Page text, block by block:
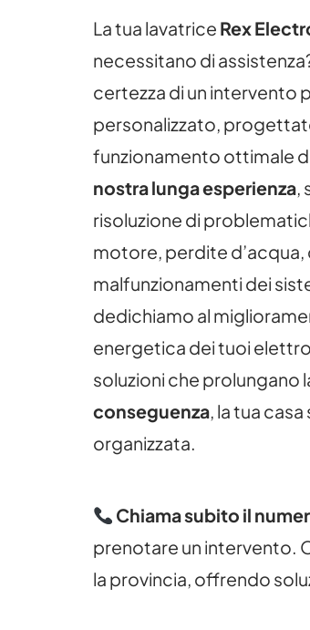
La tua lavatrice Rex
necessitano di
certezza di un intervento
personalizzato,
funzionamento ottimale
nostra lunga esperienza,
risoluzione di
motore, perdite
malfunzionamenti dei
dedichiamo al
energetica dei tuoi
soluzioni che prolungano
conseguenza, la tua
organizzata.
Chiama subito il
prenotare un intervento.
la provincia, offrendo